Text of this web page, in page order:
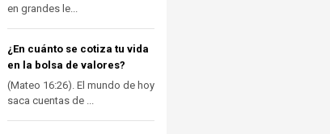
en grandes le...
¿En cuánto se cotiza tu vida
en la bolsa de valores?
(Mateo 16:26). El mundo de hoy
saca cuentas de ...